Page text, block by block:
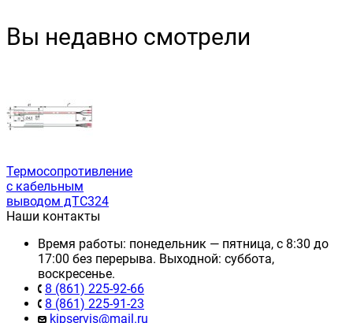
Вы недавно смотрели
Термосопротивление
с кабельным
выводом дТС324
Наши контакты
Время работы: понедельник — пятница, с 8:30 до
17:00 без перерыва. Выходной: суббота,
воскресенье.
8 (861) 225-92-66
8 (861) 225-91-23
kipservis@mail.ru